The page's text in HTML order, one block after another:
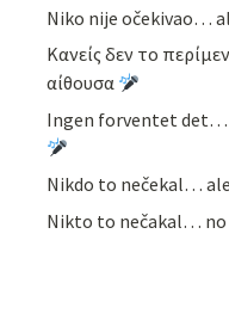
Niko nije očekivao…
Κανείς δεν το
αίθουσα
Ingen forventet det…
Nikdo to nečekal…
Nikto to nečakal…